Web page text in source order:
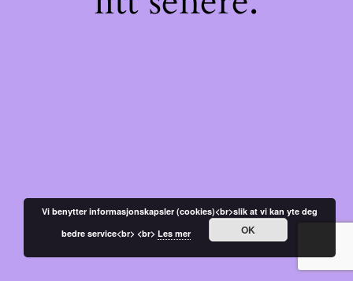
Vi benytter informasjonskapsler (cookies)<br>slik at vi kan yte deg
bedre service<br> <br>Les mer OK